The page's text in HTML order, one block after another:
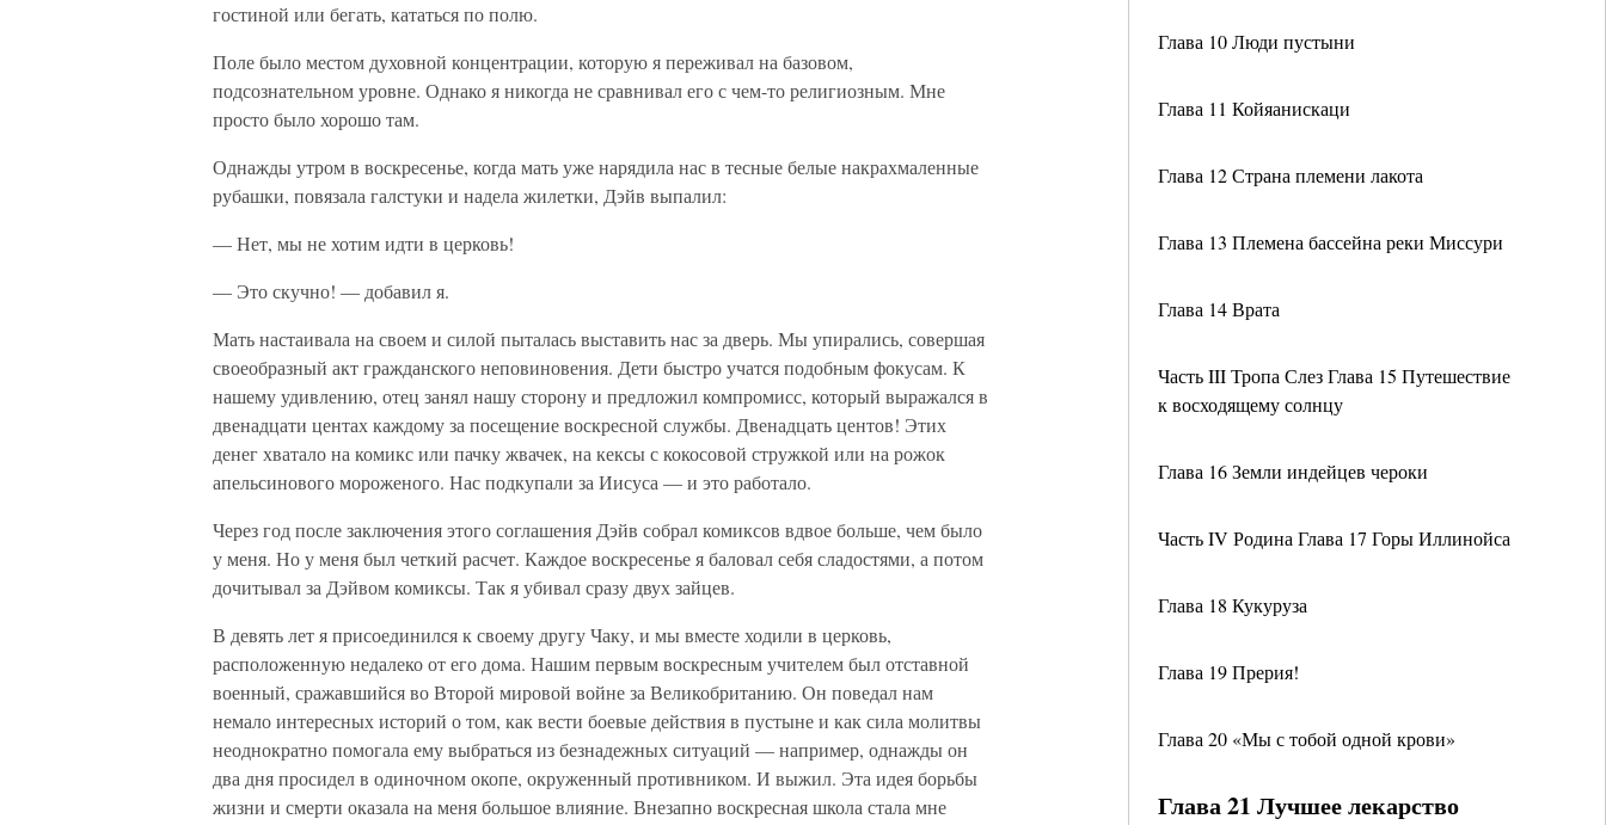
Глава 10 Люди пустыни
Глава 11 Койяанискаци
Глава 12 Страна племени лакота
Глава 13 Племена бассейна реки Миссури
Глава 14 Врата
Часть III Тропа Слез Глава 15 Путешествие
к восходящему солнцу
Глава 16 Земли индейцев чероки
Часть IV Родина Глава 17 Горы Иллинойса
Глава 18 Кукуруза
Глава 19 Прерия!
Глава 20 «Мы с тобой одной крови»
Глава 21 Лучшее лекарство
гостиной или бегать, кататься по полю.
Поле было местом духовной концентрации, которую я переживал на базовом,
подсознательном уровне. Однако я никогда не сравнивал его с чем-то религиозным. Мне
просто было хорошо там.
Однажды утром в воскресенье, когда мать уже нарядила нас в тесные белые накрахмаленные
рубашки, повязала галстуки и надела жилетки, Дэйв выпалил:
— Нет, мы не хотим идти в церковь!
— Это скучно! — добавил я.
Мать настаивала на своем и силой пыталась выставить нас за дверь. Мы упирались, совершая
своеобразный акт гражданского неповиновения. Дети быстро учатся подобным фокусам. К
нашему удивлению, отец занял нашу сторону и предложил компромисс, который выражался в
двенадцати центах каждому за посещение воскресной службы. Двенадцать центов! Этих
денег хватало на комикс или пачку жвачек, на кексы с кокосовой стружкой или на рожок
апельсинового мороженого. Нас подкупали за Иисуса — и это работало.
Через год после заключения этого соглашения Дэйв собрал комиксов вдвое больше, чем было
у меня. Но у меня был четкий расчет. Каждое воскресенье я баловал себя сладостями, а потом
дочитывал за Дэйвом комиксы. Так я убивал сразу двух зайцев.
В девять лет я присоединился к своему другу Чаку, и мы вместе ходили в церковь,
расположенную недалеко от его дома. Нашим первым воскресным учителем был отставной
военный, сражавшийся во Второй мировой войне за Великобританию. Он поведал нам
немало интересных историй о том, как вести боевые действия в пустыне и как сила молитвы
неоднократно помогала ему выбраться из безнадежных ситуаций — например, однажды он
два дня просидел в одиночном окопе, окруженный противником. И выжил. Эта идея борьбы
жизни и смерти оказала на меня большое влияние. Внезапно воскресная школа стала мне